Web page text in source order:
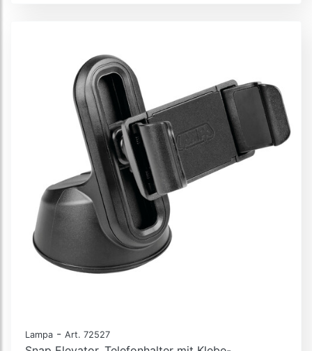
Lampa - Art. 72527